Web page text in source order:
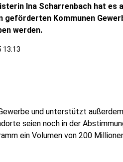
Ina Scharrenbach hat es
geförderten Kommunen
werden.
13:13
und unterstützt
seien noch in der
ein Volumen von 200